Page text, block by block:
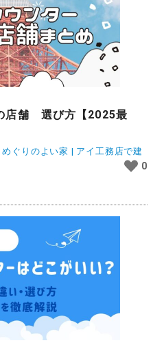
店舗 選び方【2025最
ぐりのよい家 | アイ工務店で建
0